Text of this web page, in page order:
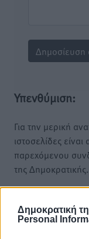
Δημοκρατική
Personal
Υπενθύμιση:
Για την μερική
ιστοσελίδες
παρεχόμενου
της Δημοκρατικής.